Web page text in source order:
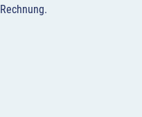
Rechnung.